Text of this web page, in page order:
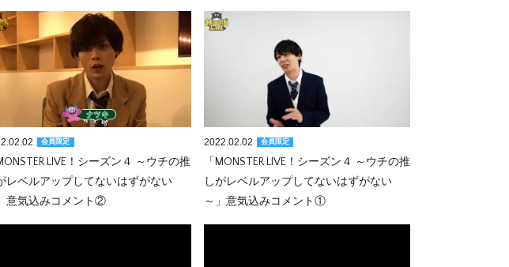
会員限定
LIVE！シーズン４ ～ウチの推
レベルアップしてないはずがない
意気込みコメント②
2022.02.02 会員限定
「MONSTER LIVE！シーズン４ ～ウチの推
しがレベルアップしてないはずがない
～」意気込みコメント①